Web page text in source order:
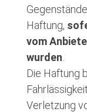
Haftung,
vom
wurden
Die Haftung
Verletzung